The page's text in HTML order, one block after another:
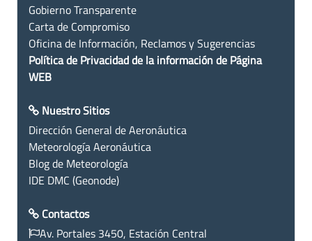
Gobierno Transparente
Carta de Compromiso
Oficina de Información, Reclamos y Sugerencias
Política de Privacidad de la información de Página
WEB
Nuestro Sitios
Dirección General de Aeronáutica
Meteorología Aeronáutica
Blog de Meteorología
IDE DMC (Geonode)
Contactos
Av. Portales 3450, Estación Central